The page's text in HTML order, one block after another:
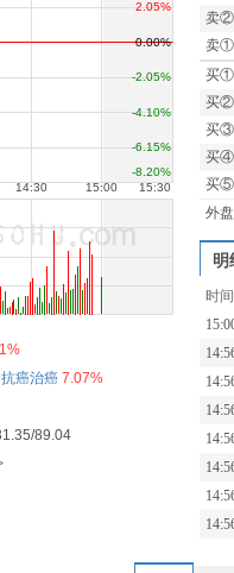
抗癌治癌 7.07%
89.04
卖②
卖①
买①
买②
买③
买④
买⑤
外
明
时间